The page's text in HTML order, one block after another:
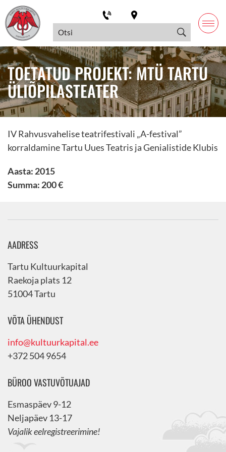
TOETATUD PROJEKT: MTÜ TARTU
ÜLIÕPILASTEATER
IV Rahvusvahelise teatrifestivali „A-festival”
korraldamine Tartu Uues Teatris ja Genialistide Klubis
Aasta: 2015
Summa: 200 €
AADRESS
Tartu Kultuurkapital
Raekoja plats 12
51004 Tartu
VÕTA ÜHENDUST
info@kultuurkapital.ee
+372 504 9654
BÜROO VASTUVÕTUAJAD
Esmaspäev 9-12
Neljapäev 13-17
Vajalik eelregistreerimine!